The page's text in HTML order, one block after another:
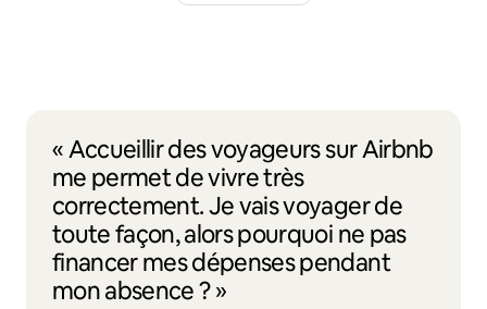
« Accueillir des voyageurs sur Airbnb
me permet de vivre très
correctement. Je vais voyager de
toute façon, alors pourquoi ne pas
financer mes dépenses pendant
mon absence ? »